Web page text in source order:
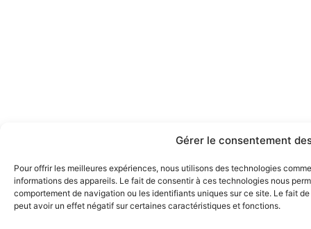
Gérer le consentement
Pour offrir les meilleures expériences, nous utilisons des technologies
informations des appareils. Le fait de consentir à ces technologies nous
comportement de navigation ou les identifiants uniques sur ce site. Le fait
peut avoir un effet négatif sur certaines caractéristiques et fonctions.